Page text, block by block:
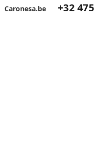
Caronesa.be +32